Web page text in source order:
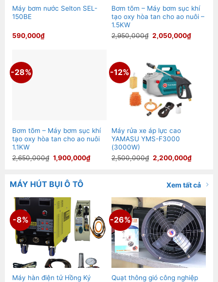
Máy bơm nước Selton SEL-
150BE
590,000₫
Bơm tõm – Máy bơm sục khí
tạo oxy hòa tan cho ao nuôi –
1.5KW
2,950,000₫ Giá
gốc
2,050,000₫Giá
-28%
Bơm tõm – Máy bơm sục khí
tạo oxy hòa tan cho ao nuôi
1.1KW
2,650,000₫ Giá
gốc
1,900,000₫Giá
-12%
Máy rửa xe áp lực cao
YAMASU YMS-F3000
(3000W)
2,500,000₫ Giá
gốc
2,200,000₫Giá
MÁY HÚT BỤI Ô TÔ Xem tất cả
-8%
Máy hàn điện tử Hồng Ký
-26%
Quạt thông gió công nghiệp